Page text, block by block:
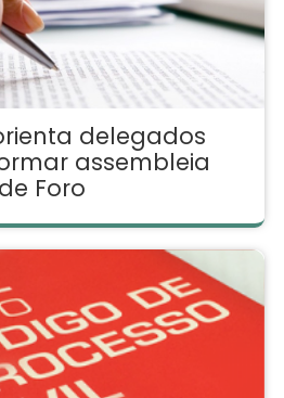
delegados
assembleia
Foro